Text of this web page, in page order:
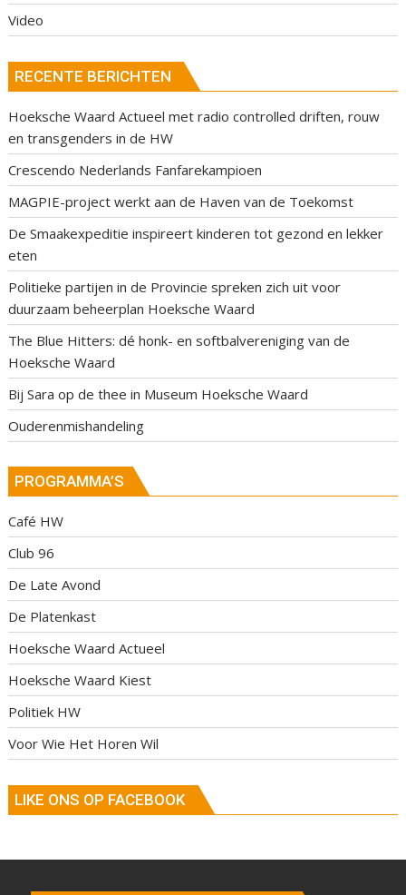
Video
RECENTE BERICHTEN
Hoeksche Waard Actueel met radio controlled driften, rouw
en transgenders in de HW
Crescendo Nederlands Fanfarekampioen
MAGPIE-project werkt aan de Haven van de Toekomst
De Smaakexpeditie inspireert kinderen tot gezond en lekker
eten
Politieke partijen in de Provincie spreken zich uit voor
duurzaam beheerplan Hoeksche Waard
The Blue Hitters: dé honk- en softbalvereniging van de
Hoeksche Waard
Bij Sara op de thee in Museum Hoeksche Waard
Ouderenmishandeling
PROGRAMMA’S
Café HW
Club 96
De Late Avond
De Platenkast
Hoeksche Waard Actueel
Hoeksche Waard Kiest
Politiek HW
Voor Wie Het Horen Wil
LIKE ONS OP FACEBOOK